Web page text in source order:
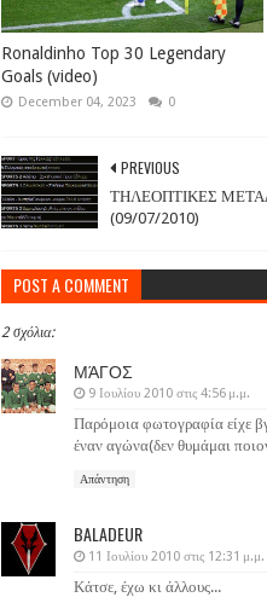
Ronaldinho Top 30 Legendary
Goals (video)
December 04, 2023 0
PREVIOUS
ΤΗΛΕΟΠΤΙΚΕΣ
(09/07/2010)
POST A COMMENT
2 σχόλια:
ΜΆΓΟΣ
9 Ιουλίου 2010 στις 4:56 μ.μ.
Παρόμοια φωτογραφία είχε
έναν αγώνα(δεν θυμάμαι
Απάντηση
BALADEUR
11 Ιουλίου 2010 στις 12:31 μ.μ.
Κάτσε, έχω κι άλλους...